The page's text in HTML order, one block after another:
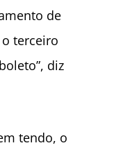
de
terceiro
diz
tendo, o